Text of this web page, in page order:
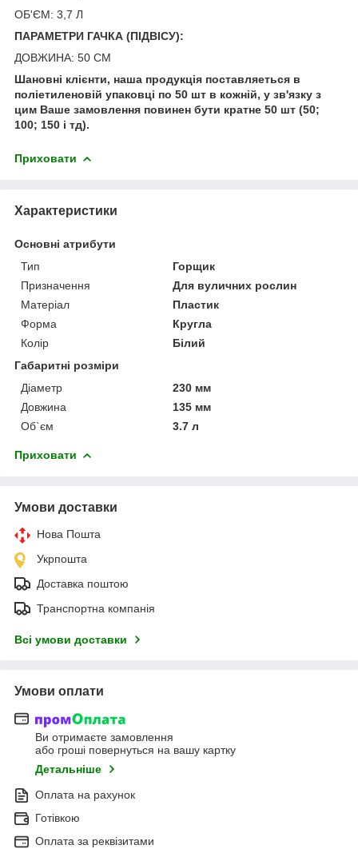
ОБ'ЄМ: 3,7 Л
ПАРАМЕТРИ ГАЧКА (ПІДВІСУ):
ДОВЖИНА: 50 СМ
Шановні клієнти, наша продукція поставляеться в
поліетиленовій упаковці по 50 шт в кожній, у зв'язку з
цим Ваше замовлення повинен бути кратне 50 шт (50;
100; 150 і тд).
Приховати
Характеристики
Основні атрибути
Тип
Горщик
Призначення
Для вуличних рослин
Матеріал
Пластик
Форма
Кругла
Колір
Білий
Габаритні розміри
Діаметр
230 мм
Довжина
135 мм
Об`єм
3.7 л
Приховати
Умови доставки
Нова Пошта
Укрпошта
Доставка поштою
Транспортна компанія
Всі умови доставки
Умови оплати
Ви отримаєте замовлення
або гроші повернуться на вашу картку
Детальніше
Оплата на рахунок
Готівкою
Оплата за реквізитами